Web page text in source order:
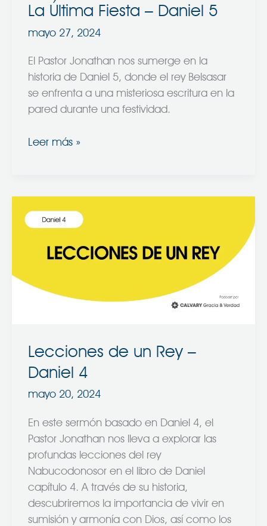
La Última Fiesta – Daniel 5
mayo 27, 2024
El Pastor Jonathan nos sumerge en la
historia de Daniel 5, donde el rey Belsasar
se enfrenta a una misteriosa escritura en la
pared durante una festividad.
Leer más »
Lecciones de un Rey –
Daniel 4
mayo 20, 2024
En este sermón basado en Daniel 4, el
Pastor Jonathan nos lleva a explorar las
profundas lecciones del rey
Nabucodonosor en el libro de Daniel
capítulo 4. A través de su historia,
descubriremos la importancia de vivir en
sumisión y armonía con Dios, así como los
Daniel